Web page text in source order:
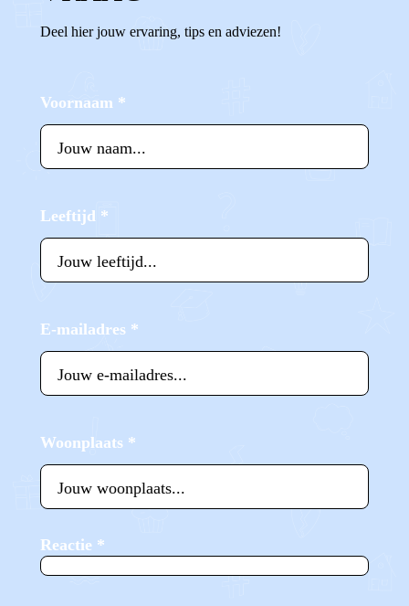
Deel hier jouw ervaring, tips en adviezen!
Voornaam *
Leeftijd *
E-mailadres *
Woonplaats *
Reactie *